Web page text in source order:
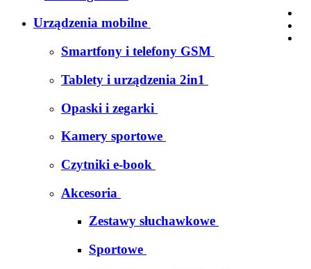
Urządzenia mobilne
Smartfony i telefony GSM
Tablety i urządzenia 2in1
Opaski i zegarki
Kamery sportowe
Czytniki e-book
Akcesoria
Zestawy słuchawkowe
Sportowe